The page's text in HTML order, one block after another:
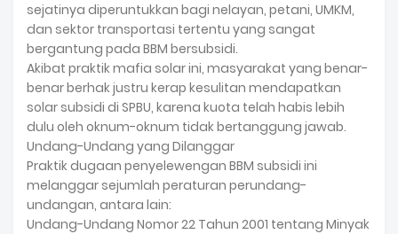
sejatinya diperuntukkan bagi nelayan, petani, UMKM,
dan sektor transportasi tertentu yang sangat
bergantung pada BBM bersubsidi.
Akibat praktik mafia solar ini, masyarakat yang benar-
benar berhak justru kerap kesulitan mendapatkan
solar subsidi di SPBU, karena kuota telah habis lebih
dulu oleh oknum-oknum tidak bertanggung jawab.
Undang-Undang yang Dilanggar
Praktik dugaan penyelewengan BBM subsidi ini
melanggar sejumlah peraturan perundang-
undangan, antara lain:
Undang-Undang Nomor 22 Tahun 2001 tentang Minyak